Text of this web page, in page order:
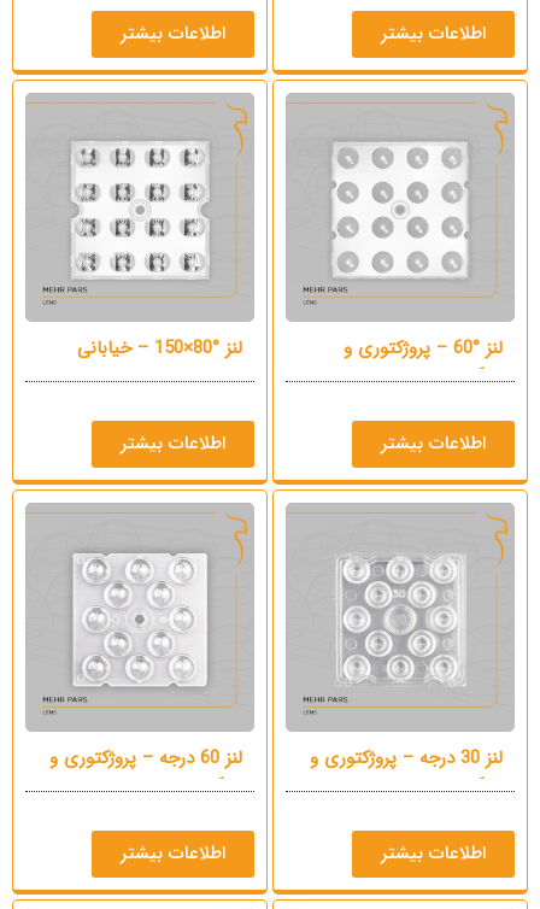
اطلاعات بیشتر اطلاعات بیشتر
لنز °60 – پروژکتوری و
کارگاهی
اطلاعات بیشتر
لنز °80×150 – خیابانی
اطلاعات بیشتر
لنز 30 درجه – پروژکتوری و
کارگاهی
اطلاعات بیشتر
لنز 60 درجه – پروژکتوری و
کارگاهی
اطلاعات بیشتر